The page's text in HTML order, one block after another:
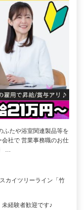
ふたや浴室関連製品等を
社で 営業事務職のお仕
…
イツリーライン「竹
経験者歓迎です♪